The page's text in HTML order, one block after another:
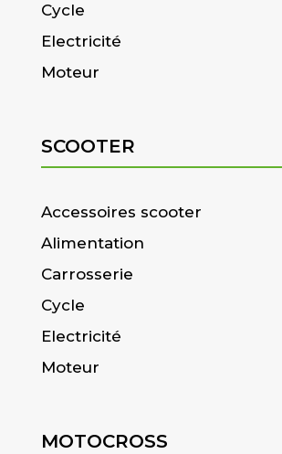
Cycle
Electricité
Moteur
SCOOTER
Accessoires scooter
Alimentation
Carrosserie
Cycle
Electricité
Moteur
MOTOCROSS